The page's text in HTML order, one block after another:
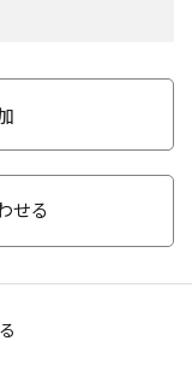
せる